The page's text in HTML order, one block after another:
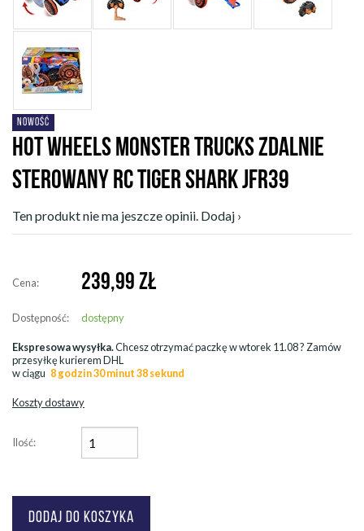
NOWOŚĆ
HOT WHEELS MONSTER TRUCKS ZDALNIE
STEROWANY RC TIGER SHARK JFR39
Ten produkt nie ma jeszcze opinii. Dodaj ›
Cena: 239,99 ZŁ
Dostępność: dostępny
Ekspresowa wysyłka.Chcesz otrzymać paczkę wwtorek 11.08? Zamów
przesyłkę kurierem DHL
w ciągu 8 godzin 30 minut 38 sekund
Koszty dostawy
Ilość: